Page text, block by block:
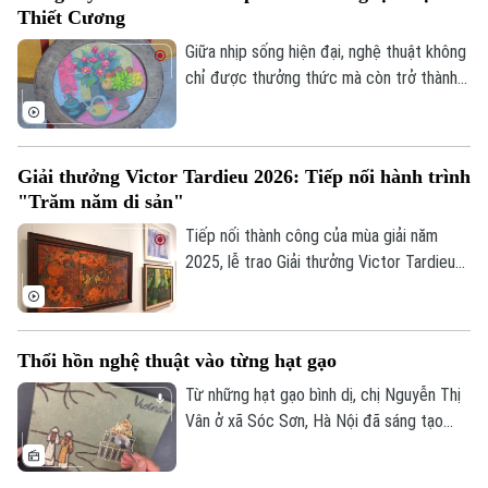
Tư vấn sức khỏe
Quần vợt
Golf
Tin tức
Sao
Điện ảnh
Thời trang
Âm nhạc
và đưa nghệ thuật chơi diều của Việt Nam
tới bạn bè quốc tế.
Thiết Cương
Giữa nhịp sống hiện đại, nghệ thuật không
chỉ được thưởng thức mà còn trở thành
Concept thực hiện mang đến một hành
họa sĩ Lê Thiết Cương được tiếp nối bằng
góc nhìn sáng tạo của thế hệ trẻ.
Giải thưởng Victor Tardieu 2026: Tiếp nối hành trình
"Trăm năm di sản"
Tiếp nối thành công của mùa giải năm
2025, lễ trao Giải thưởng Victor Tardieu
thuật Việt Nam.
Thổi hồn nghệ thuật vào từng hạt gạo
Từ những hạt gạo bình dị, chị Nguyễn Thị
Vân ở xã Sóc Sơn, Hà Nội đã sáng tạo